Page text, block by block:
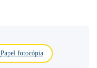
Papel fotocópia